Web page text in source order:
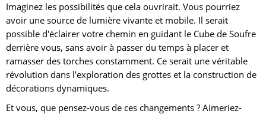
Imaginez les possibilités que cela ouvrirait. Vous pourriez
avoir une source de lumière vivante et mobile. Il serait
possible d'éclairer votre chemin en guidant le Cube de Soufre
derrière vous, sans avoir à passer du temps à placer et
ramasser des torches constamment. Ce serait une véritable
révolution dans l'exploration des grottes et la construction de
décorations dynamiques.
Et vous, que pensez-vous de ces changements ? Aimeriez-